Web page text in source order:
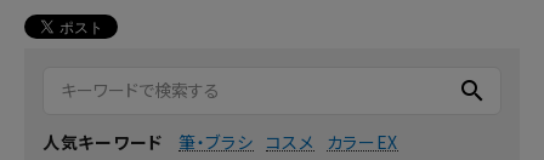
search
人気キーワード 筆・ブラシ コスメ カラーEX